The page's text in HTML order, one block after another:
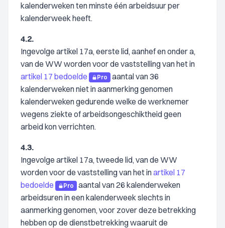
kalenderweken ten minste één arbeidsuur per
kalenderweek heeft.
4.2.
Ingevolge artikel 17a, eerste lid, aanhef en onder a,
van de WW worden voor de vaststelling van het in
artikel 17 bedoelde
Pro
aantal van 36
kalenderweken niet in aanmerking genomen
kalenderweken gedurende welke de werknemer
wegens ziekte of arbeidsongeschiktheid geen
arbeid kon verrichten.
4.3.
Ingevolge artikel 17a, tweede lid, van de WW
worden voor de vaststelling van het inartikel 17
bedoelde
Pro
aantal van 26 kalenderweken
arbeidsuren in een kalenderweek slechts in
aanmerking genomen, voor zover deze betrekking
hebben op de dienstbetrekking waaruit de